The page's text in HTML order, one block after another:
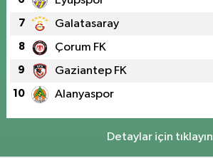
7 Galatasaray
8 Çorum FK
9 Gaziantep FK
10 Alanyaspor
Detaylar için tıklayın